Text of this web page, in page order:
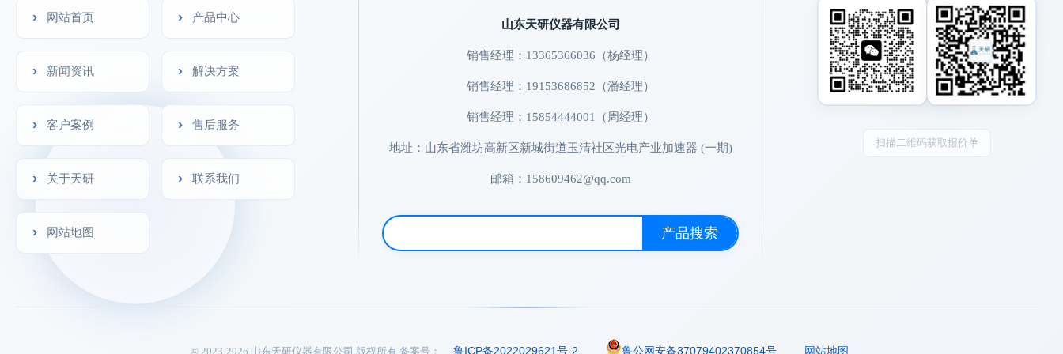
网站首页 产品中心
新闻资讯 解决方案
客户案例 售后服务
关于天研 联系我们
网站地图
山东天研仪器有限公司
销售经理：13365366036（杨经理）
销售经理：19153686852（潘经理）
销售经理：15854444001（周经理）
地址：山东省潍坊高新区新城街道玉清社区光电产业加速器 (一期)
邮箱：158609462@qq.com
产品搜索
扫描二维码获取报价单
© 2023-2026 山东天研仪器有限公司 版权所有备案号： 鲁ICP备2022029621号-2 鲁公网安备37079402370854号 网站地图